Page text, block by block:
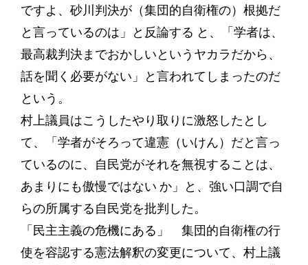
ですよ、砂川判決が（集団的自衛権の）根拠だ
と言っているのは」と反論する と、「学者は、
最高裁判決までおかしいというヤカラだから、
話を聞く必要がない」と言われてしまったのだ
という。
村上議員はこうしたやり取りに激怒したとし
て、「学者がそろって違憲（いけん）だと言っ
ているのに、自民党がそれを無視することは、
あまりにも傲慢ではない か」と、強い口調で自
らの所属する自民党を批判した。
「民主主義の危機にある」 集団的自衛権の行
使を容認する憲法解釈の変更について、村上議